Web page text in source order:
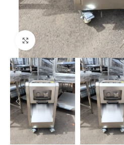
Клацніть, щоб збільшити